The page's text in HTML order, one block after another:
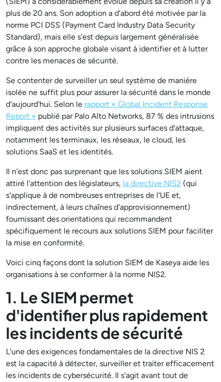
plus de 20 ans. Son adoption a d'abord été motivée par la
norme PCI DSS (Payment Card Industry Data Security
Standard), mais elle s'est depuis largement généralisée
grâce à son approche globale visant à identifier et à lutter
contre les menaces de sécurité.
Se contenter de surveiller un seul système de manière
isolée ne suffit plus pour assurer la sécurité dans le monde
d'aujourd'hui. Selon le rapport « Global Incident Response
Report » publié par Palo Alto Networks, 87 % des intrusions
impliquent des activités sur plusieurs surfaces d'attaque,
notamment les terminaux, les réseaux, le cloud, les
solutions SaaS et les identités.
Il n'est donc pas surprenant que les solutions SIEM aient
attiré l'attention des législateurs, la directive NIS2 (qui
s'applique à de nombreuses entreprises de l'UE et,
indirectement, à leurs chaînes d'approvisionnement)
fournissant des orientations qui recommandent
spécifiquement le recours aux solutions SIEM pour faciliter
la mise en conformité.
Voici cinq façons dont la solution SIEM de Kaseya aide les
organisations à se conformer à la norme NIS2.
1. Le SIEM permet
d'identifier plus rapidement
les incidents de sécurité
L'une des exigences fondamentales de la directive NIS 2
est la capacité à détecter, surveiller et traiter efficacement
les incidents de cybersécurité. Il s'agit avant tout de